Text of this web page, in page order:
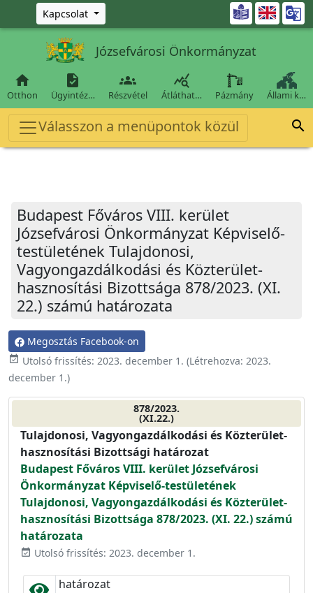
Ugrás a fő tartalomra
Kapcsolat 
Józsefvárosi Önkormányzat

Otthon

Ügyintéz…

Részvétel

Átláthat… Pázmány Állami k…
Válasszon a menüpontok közül 
Budapest Főváros VIII. kerület
Józsefvárosi Önkormányzat Képviselő-
testületének Tulajdonosi,
Vagyongazdálkodási és Közterület-
hasznosítási Bizottsága 878/2023. (XI.
22.) számú határozata
Megosztás Facebook-on
event_available Utolsó frissítés: 2023. december 1. (Létrehozva: 2023.
december 1.)
878/2023.
(XI.22.)
Tulajdonosi, Vagyongazdálkodási és Közterület-
hasznosítási Bizottsági határozat
Budapest Főváros VIII. kerület Józsefvárosi
Önkormányzat Képviselő-testületének
Tulajdonosi, Vagyongazdálkodási és Közterület-
hasznosítási Bizottsága 878/2023. (XI. 22.) számú
határozata
event_available Utolsó frissítés: 2023. december 1.
határozat